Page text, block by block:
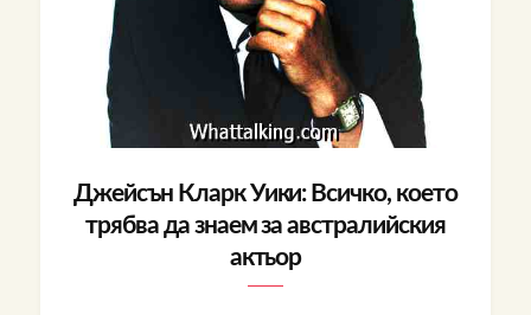
Джейсън Кларк Уики: Всичко, което
трябва да знаем за австралийския
актьор